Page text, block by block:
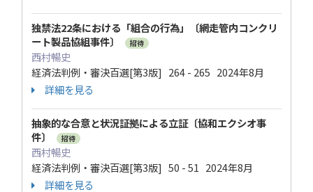
独禁法22条における「組合の行為」〔網走管内コンクリ
ート製品協組事件〕
招待
西村暢史
経済法判例・審決百選[第3版] 264 - 265 2024年8月
詳細を見る
抽象的な合意と状況証拠による立証〔協和エクシオ事
件〕
招待
西村暢史
経済法判例・審決百選[第3版] 50 - 51 2024年8月
詳細を見る